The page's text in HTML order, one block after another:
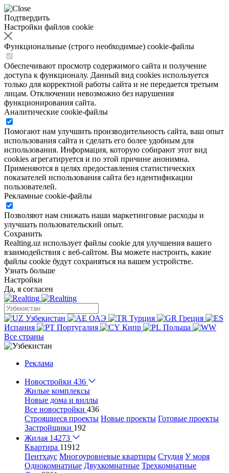
Подтвердить
Настройки файлов cookie
Функциональные (строго необходимые) cookie-файлы
Обеспечивают просмотр содержимого сайта и получение
доступа к функционалу. Данный вид cookies используется
только для корректной работы сайта и не передается третьим
лицам. Отключении невозможно без нарушения
функционирования сайта.
Аналитические cookie-файлы
Помогают нам улучшить производительность сайта, ваш опыт
использования сайта и сделать его более удобным для
использования. Информация, которую собирают этот вид
cookies агрегатируется и по этой причине анонимна.
Применяются в целях предоставления статистических
показателей использования сайта без идентификации
пользователей.
Рекламные cookie-файлы
Позволяют нам снижать наши маркетинговые расходы и
улучшать пользовательский опыт.
Сохранить
Realting.uz использует файлы cookie для улучшения вашего
взаимодействия с веб-сайтом. Вы можете настроить, какие
файлы cookie будут сохраняться на вашем устройстве.
Узнать больше
Настройки
Да, я согласен
Узбекистан ОАЭ Турция
Греция
Испания
Португалия Кипр
Польша
Все страны
Реклама
Новостройки 436
Жилые комплексы
Новые дома и виллы
Все новостройки 436
Строящиеся проекты Новые проекты Готовые проекты
Застройщики 192
Жилая 14273
Квартира 11912
Пентхаус Многоуровневые квартиры Студия У моря
Однокомнатные Двухкомнатные Трехкомнатные